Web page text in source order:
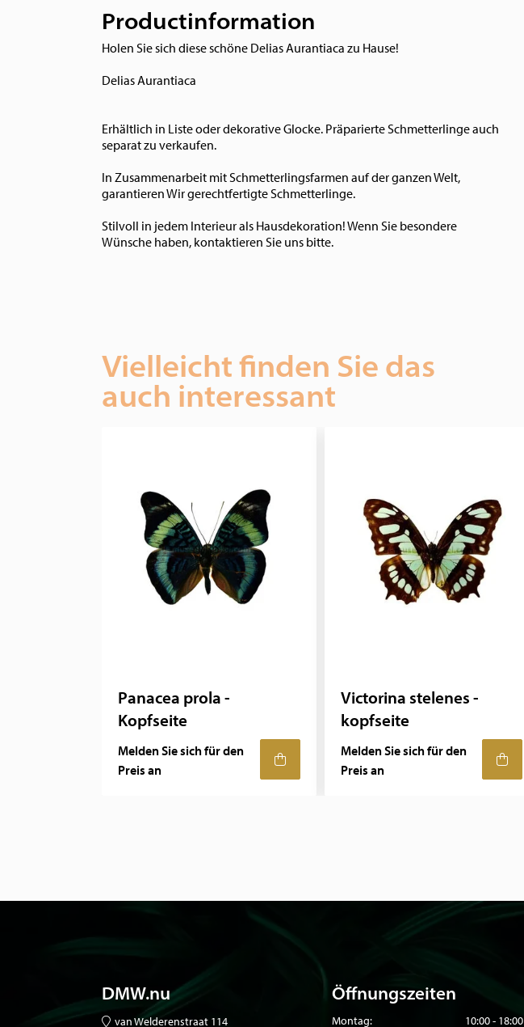
Productinformation
Holen Sie sich diese schöne Delias Aurantiaca zu Hause!
Delias Aurantiaca
Erhältlich in Liste oder dekorative Glocke. Präparierte Schmetterlinge auch
separat zu verkaufen.
In Zusammenarbeit mit Schmetterlingsfarmen auf der ganzen Welt,
garantieren Wir gerechtfertigte Schmetterlinge.
Stilvoll in jedem Interieur als Hausdekoration! Wenn Sie besondere
Wünsche haben, kontaktieren Sie uns bitte.
Vielleicht finden Sie das
auch interessant
Panacea prola -
Kopfseite
Melden Sie sich für den
Preis an
Victorina stelenes -
kopfseite
Melden Sie sich für den
Preis an
DMW.nu
van Welderenstraat 114
Öffnungszeiten
Montag: 10:00 - 18:00